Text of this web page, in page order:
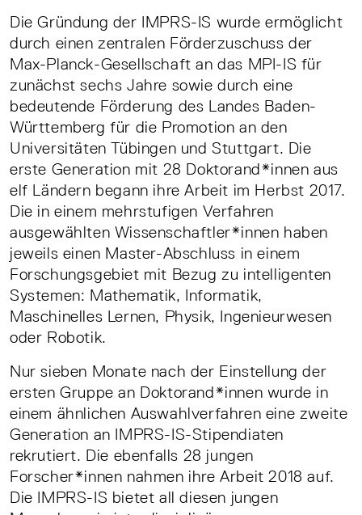
Die Gründung der IMPRS-IS wurde ermöglicht
durch einen zentralen Förderzuschuss der
Max-Planck-Gesellschaft an das MPI-IS für
zunächst sechs Jahre sowie durch eine
bedeutende Förderung des Landes Baden-
Württemberg für die Promotion an den
Universitäten Tübingen und Stuttgart. Die
erste Generation mit 28 Doktorand*innen aus
elf Ländern begann ihre Arbeit im Herbst 2017.
Die in einem mehrstufigen Verfahren
ausgewählten Wissenschaftler*innen haben
jeweils einen Master-Abschluss in einem
Forschungsgebiet mit Bezug zu intelligenten
Systemen: Mathematik, Informatik,
Maschinelles Lernen, Physik, Ingenieurwesen
oder Robotik.
Nur sieben Monate nach der Einstellung der
ersten Gruppe an Doktorand*innen wurde in
einem ähnlichen Auswahlverfahren eine zweite
Generation an IMPRS-IS-Stipendiaten
rekrutiert. Die ebenfalls 28 jungen
Forscher*innen nahmen ihre Arbeit 2018 auf.
Die IMPRS-IS bietet all diesen jungen